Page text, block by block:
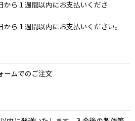
から１週間以内にお支払いくださ
から１週間以内にお支払いください。
ームでのご注文